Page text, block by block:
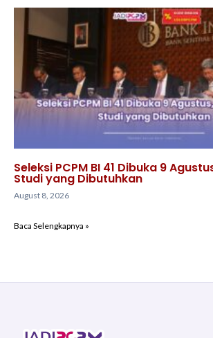
Seleksi PCPM BI 41 Dibuka 9
Studi yang Dibutuhkan
August 8, 2026
Baca Selengkapnya »